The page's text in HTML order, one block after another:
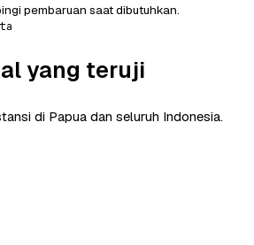
pembaruan saat dibutuhkan.
yang teruji
di Papua dan seluruh Indonesia.